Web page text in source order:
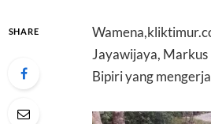
SHARE
Jayawijaya,
Bipiri yang